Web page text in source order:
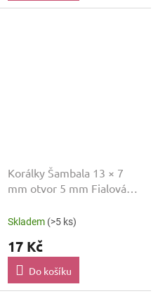
Korálky Šambala 13 × 7
mm otvor 5 mm Fialová
Skladem (>5 ks)
17 Kč
Do košíku